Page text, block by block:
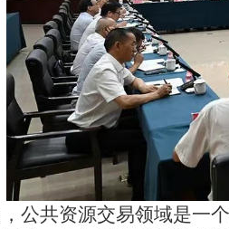
， 公共资源交易领域是一